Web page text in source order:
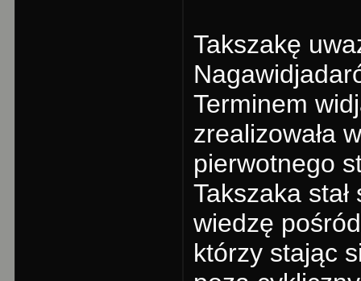
Takszakę
Terminem
zrealizowała
pierwotnego
Takszaka
wiedzę
którzy stając